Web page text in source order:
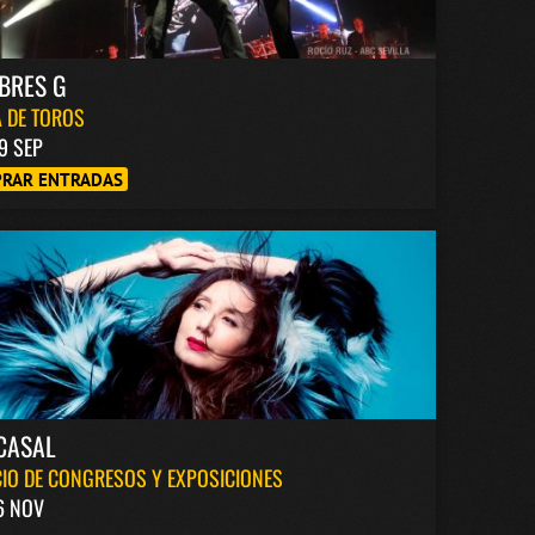
G
TOROS
SEP
ENTRADAS
DE CONGRESOS Y EXPOSICIONES
NOV